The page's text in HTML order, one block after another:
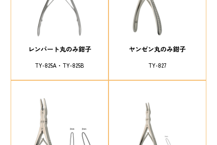
レンパート丸のみ鉗子
TY-825A TY-825B
ヤンゼン丸のみ鉗子
TY-827